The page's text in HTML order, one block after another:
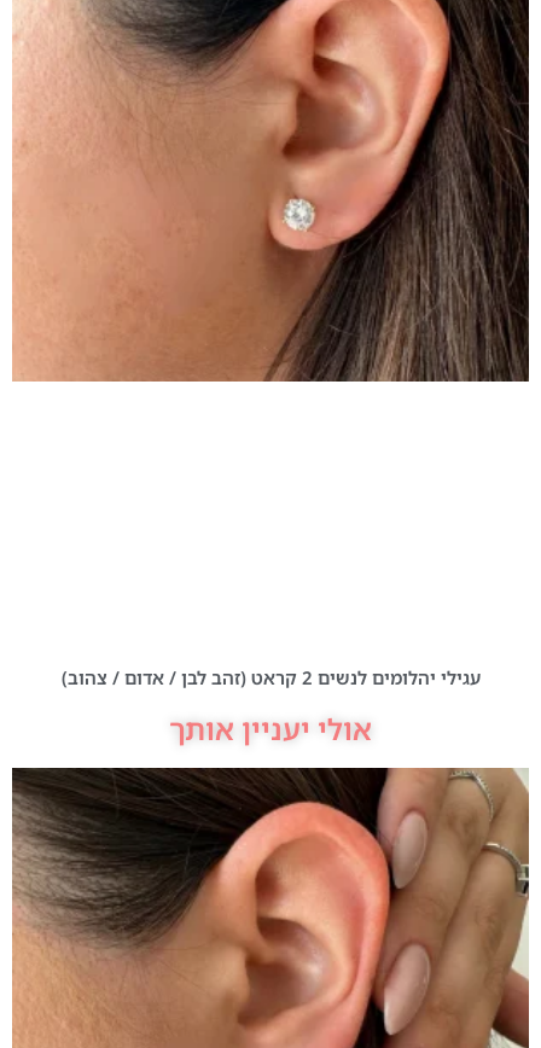
עגילי יהלומים לנשים 2 קראט (זהב לבן / אדום / צהוב)
אולי יעניין אותך